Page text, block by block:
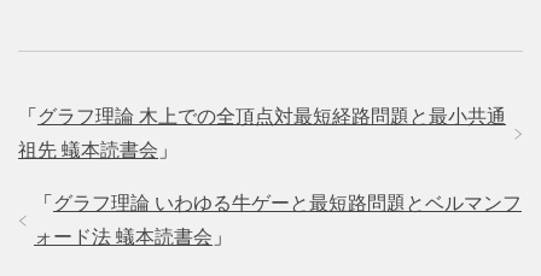
「 グラフ理論 木上での全頂点対最短経路問題と最小共通
祖先 蟻本読書会 」
「 グラフ理論 いわゆる牛ゲーと最短路問題とベルマンフ
ォード法 蟻本読書会 」